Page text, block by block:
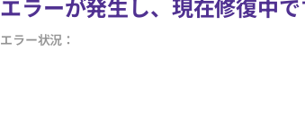
エラーが発生し、現在修復中で
エラー状況：